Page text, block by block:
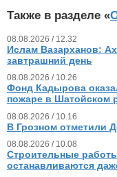
Также в разделе «
08.08.2026 / 12.32
Ислам Вазарханов:
завтрашний день
08.08.2026 / 10.26
Фонд Кадырова
пожаре в Шатойском
08.08.2026 / 10.16
В Грозном отметили
08.08.2026 / 10.08
Строительные
останавливаются